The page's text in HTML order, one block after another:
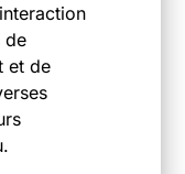
de
et de